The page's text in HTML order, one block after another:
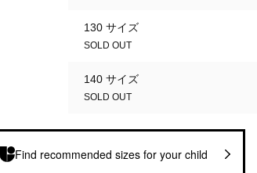
130 サイズ
SOLD OUT
140 サイズ
SOLD OUT
Find recommended sizes for your child